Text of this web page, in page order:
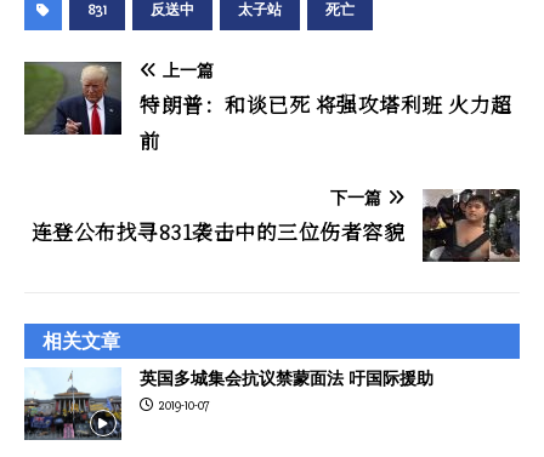
831 反送中 太子站 死亡
上一篇
特朗普：和谈已死 将强攻塔利班 火力超
前
下一篇
连登公布找寻831袭击中的三位伤者容貌
相关文章
英国多城集会抗议禁蒙面法 吁国际援助
2019-10-07